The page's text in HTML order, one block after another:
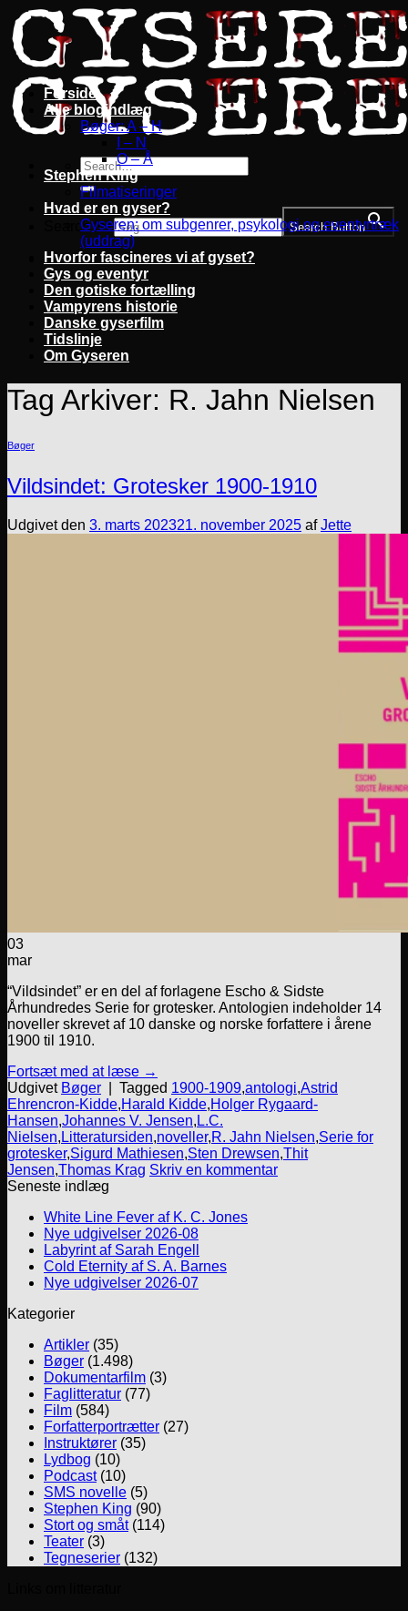
Fortsæt
til
indhold
Search for: Search Button
Forside
Alle blogindlæg
Bøger: A – H
I – N
O – Å
Stephen King
Filmatiseringer
Hvad er en gyser?
Gyseren: om subgenrer, psykologi og eventyrtræk
(uddrag)
Hvorfor fascineres vi af gyset?
Gys og eventyr
Den gotiske fortælling
Vampyrens historie
Danske gyserfilm
Tidslinje
Om Gyseren
Tag Arkiver: R. Jahn Nielsen
Bøger
Vildsindet: Grotesker 1900-1910
Udgivet den 3. marts 202321. november 2025 afJette
03
mar
“Vildsindet” er en del af forlagene Escho & Sidste
Århundredes Serie for grotesker. Antologien indeholder 14
noveller skrevet af 10 danske og norske forfattere i årene
1900 til 1910.
Fortsæt med at læse →
Udgivet Bøger Tagged 1900-1909,antologi,Astrid
Ehrencron-Kidde,Harald Kidde,Holger Rygaard-
Hansen,Johannes V. Jensen, L.C.
Nielsen, Litteratursiden,noveller,R. Jahn Nielsen,Serie for
grotesker,Sigurd Mathiesen,Sten Drewsen,Thit
Jensen,Thomas Krag Skriv en kommentar
Seneste indlæg
White Line Fever af K. C. Jones
Nye udgivelser 2026-08
Labyrint af Sarah Engell
Cold Eternity af S. A. Barnes
Nye udgivelser 2026-07
Kategorier
Artikler (35)
Bøger (1.498)
Dokumentarfilm (3)
Faglitteratur (77)
Film (584)
Forfatterportrætter (27)
Instruktører (35)
Lydbog (10)
Podcast(10)
SMS novelle (5)
Stephen King (90)
Stort og småt(114)
Teater (3)
Tegneserier (132)